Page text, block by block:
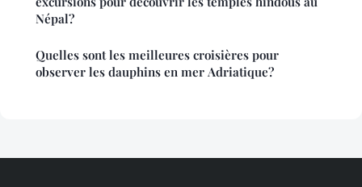
Népal?
Quelles sont les meilleures croisières pour
observer les dauphins en mer Adriatique?